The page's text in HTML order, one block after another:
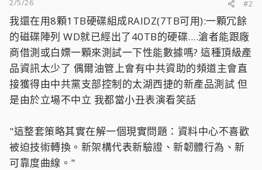
#2
我還在用8顆1TB硬碟組成RAIDZ(7TB可用):一顆冗餘
的磁碟陣列 WD就已經出了40TB的硬碟....滄者能跟廠
商借測或白嫖一顆來測試一下性能數據嗎? 這種頂級產
品資訊太少了 偶爾油管上會有中共資助的頻道主會直
接獲得由中共黨支部控制的太湖西捷的新產品測試 但
是由於立場不中立 我都當小丑表演看笑話
"這整套策略其實在解一個現實問題：資料中心不喜歡
被迫技術轉換。新架構代表新驗證、新韌體行為、新
可靠度曲線。"